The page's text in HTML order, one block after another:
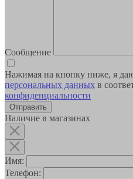
Сообщение
Нажимая на кнопку ниже, я
персональных данных в
конфиденциальности
Наличие в магазинах
Имя:
Телефон: